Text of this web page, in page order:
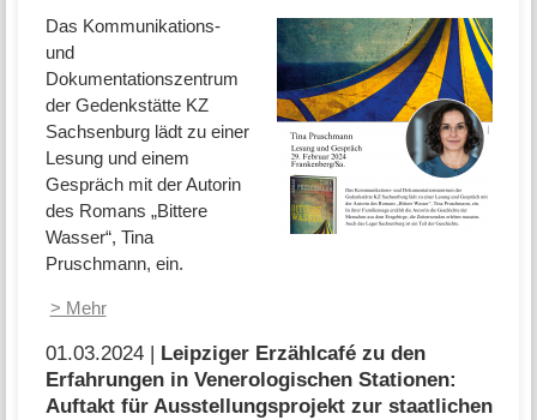
Das Kommunikations-
und
Dokumentationszentrum
der Gedenkstätte KZ
Sachsenburg lädt zu einer
Lesung und einem
Gespräch mit der Autorin
des Romans „Bittere
Wasser“, Tina
Pruschmann, ein.
> Mehr
01.03.2024 | Leipziger Erzählcafé zu den
Erfahrungen in Venerologischen Stationen:
Auftakt für Ausstellungsprojekt zur staatlichen